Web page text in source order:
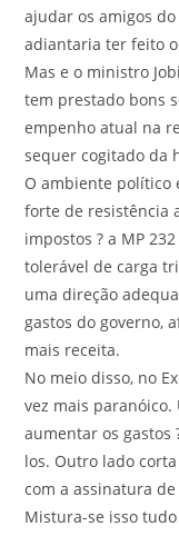
ajudar os amigos
adiantaria ter feito
Mas e o ministro
tem prestado bons
empenho atual na
sequer cogitado da
O ambiente político
forte de resistência
impostos ? a MP
tolerável de carga
uma direção
gastos do governo,
mais receita.
No meio disso, no
vez mais paranóico.
aumentar os gastos
los. Outro lado
com a assinatura
Mistura-se isso